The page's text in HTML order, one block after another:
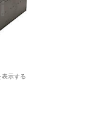
示する